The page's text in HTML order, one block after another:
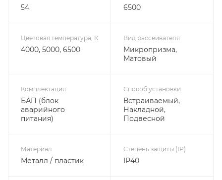
54 6500
Цветовая температура, К
4000, 5000, 6500
Вид рассеивателя
Микропризма,
Матовый
Комплектация
БАП (блок
аварийного
питания)
Способ установки
Встраиваемый,
Накладной,
Подвесной
Материал
Металл / пластик
Степень защиты (IP)
IP40